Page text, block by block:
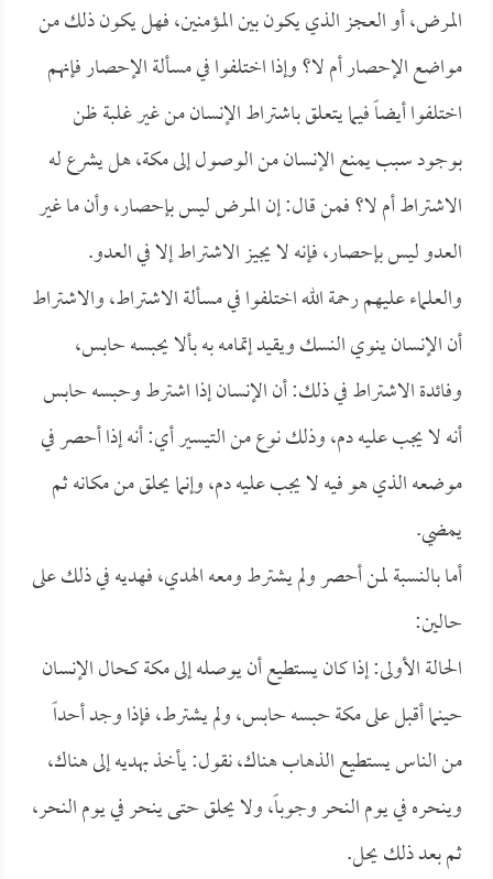
المرض، أو العجز الذي يكون بين المؤمنين، فهل يكون ذلك من
مواضع الإحصار أم لا؟ وإذا اختلفوا في مسألة الإحصار فإنهم
اختلفوا أيضاً فيما يتعلق باشتراط الإنسان من غير غلبة ظن
بوجود سبب يمنع الإنسان من الوصول إلى مكة، هل يشرع له
الاشتراط أم لا؟ فمن قال: إن المرض ليس بإحصار، وأن ما غير
العدو ليس بإحصار، فإنه لا يجيز الاشتراط إلا في العدو.
والعلماء عليهم رحمة الله اختلفوا في مسألة الاشتراط، والاشتراط
أن الإنسان ينوي النسك ويقيد إتمامه به بألا يحبسه حابس،
وفائدة الاشتراط في ذلك: أن الإنسان إذا اشترط وحبسه حابس
أنه لا يجب عليه دم، وذلك نوع من التيسير أي: أنه إذا أحصر في
موضعه الذي هو فيه لا يجب عليه دم، وإنما يحلق من مكانه ثم
يمضي.
أما بالنسبة لمن أحصر ولم يشترط ومعه الهدي، فهديه في ذلك على
حالين:
الحالة الأولى: إذا كان يستطيع أن يوصله إلى مكة كحال الإنسان
حينما أقبل على مكة حبسه حابس، ولم يشترط، فإذا وجد أحداً
من الناس يستطيع الذهاب هناك، نقول: يأخذ بهديه إلى هناك،
وينحره في يوم النحر وجوباً، ولا يحلق حتى ينحر في يوم النحر،
ثم بعد ذلك يحل.